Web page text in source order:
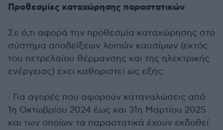
Προθεσμίες καταχώρησης παραστατικών
Σε ό,τι αφορά την προθεσμία καταχώρησης στο
σύστημα αποδείξεων λοιπών καυσίμων (εκτός
του πετρελαίου θέρμανσης και της ηλεκτρικής
ενέργειας) έχει καθοριστεί ως εξής:
· Για αγορές που αφορούν καταναλώσεις από
1η Οκτωβρίου 2024 έως και 31η Μαρτίου 2025
και των οποίων τα παραστατικά έχουν εκδοθεί